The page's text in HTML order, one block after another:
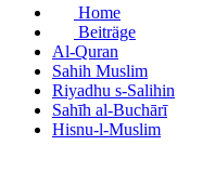
Home
Beiträge
Al-Quran
Sahih Muslim
Riyadhu s-Salihin
Sahīh al-Buchārī
Hisnu-l-Muslim